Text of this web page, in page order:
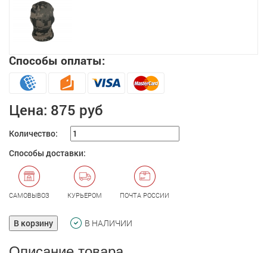
Способы оплаты:
Цена: 875 руб
Количество:
Способы доставки:
САМОВЫВОЗ КУРЬЕРОМ ПОЧТА РОССИИ
В корзину В НАЛИЧИИ